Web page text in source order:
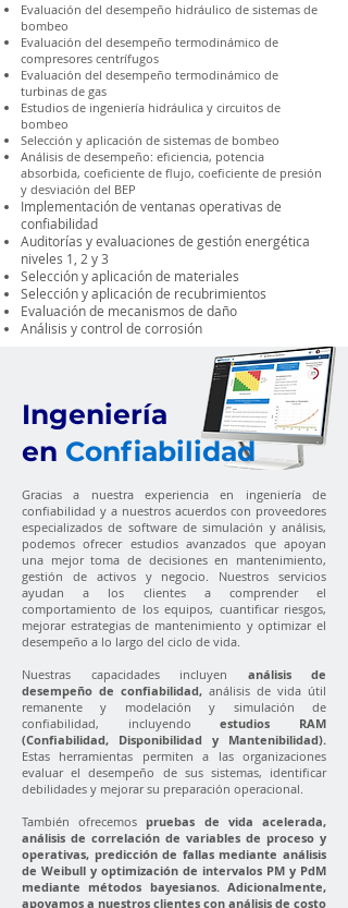
Evaluación del desempeño hidráulico de sistemas de
bombeo
Evaluación del desempeño termodinámico de
compresores centrífugos
Evaluación del desempeño termodinámico de
turbinas de gas
Estudios de ingeniería hidráulica y circuitos de
bombeo
Selección y aplicación de sistemas de bombeo
Análisis de desempeño: eficiencia, potencia
absorbida, coeficiente de flujo, coeficiente de presión
y desviación del BEP
Implementación de ventanas operativas de
confiabilidad
Auditorías y evaluaciones de gestión energética
niveles 1, 2 y 3
Selección y aplicación de materiales
Selección y aplicación de recubrimientos
Evaluación de mecanismos de daño
Análisis y control de corrosión
Gracias a nuestra experiencia en ingeniería de
confiabilidad y a nuestros acuerdos con proveedores
especializados de software de simulación y análisis,
podemos ofrecer estudios avanzados que apoyan
una mejor toma de decisiones en mantenimiento,
gestión de activos y negocio. Nuestros servicios
ayudan a los clientes a comprender el
comportamiento de los equipos, cuantificar riesgos,
mejorar estrategias de mantenimiento y optimizar el
desempeño a lo largo del ciclo de vida.
Nuestras capacidades incluyen análisis de
desempeño de confiabilidad, análisis de vida útil
remanente y modelación y simulación de
confiabilidad, incluyendo estudios RAM
(Confiabilidad, Disponibilidad y Mantenibilidad).
Estas herramientas permiten a las organizaciones
evaluar el desempeño de sus sistemas, identificar
debilidades y mejorar su preparación operacional.
También ofrecemos pruebas de vida acelerada,
análisis de correlación de variables de proceso y
operativas, predicción de fallas mediante análisis
de Weibull y optimización de intervalos PM y PdM
mediante métodos bayesianos. Adicionalmente,
apoyamos a nuestros clientes con análisis de costo
Ingeniería
en Confiabilidad